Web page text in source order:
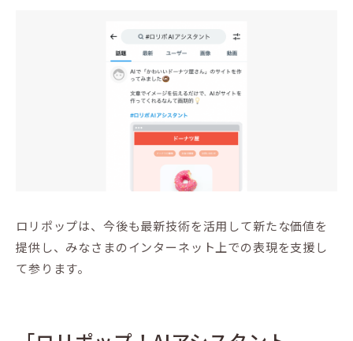
ロリポップは、今後も最新技術を活用して新たな価値を
提供し、みなさまのインターネット上での表現を支援し
て参ります。